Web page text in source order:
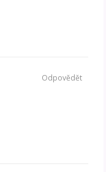
Odpovědět